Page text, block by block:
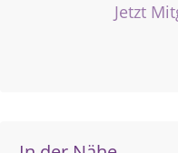
Jetzt